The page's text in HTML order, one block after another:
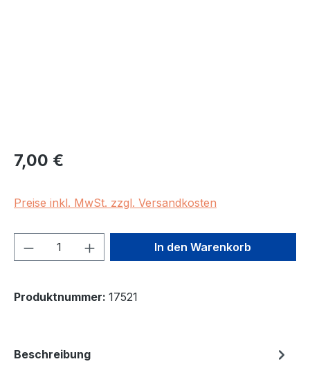
Regulärer Preis:
7,00 €
Preise inkl. MwSt. zzgl. Versandkosten
Produkt Anzahl: Gib denIn den Warenkorb
Produktnummer: 17521
Beschreibung